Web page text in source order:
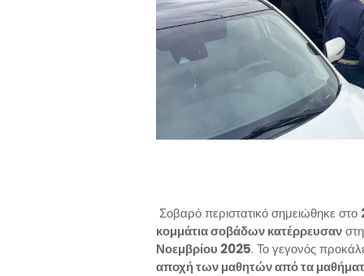
Σοβαρό περιστατικό σημειώθηκε στο
κομμάτια σοβάδων κατέρρευσαν
Νοεμβρίου 2025. Το γεγονός
αποχή των μαθητών από τα